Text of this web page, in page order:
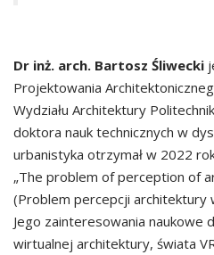
Dr inż. arch. Bartosz Śliwecki
Projektowania
Wydziału Architektury
doktora nauk technicznych w
urbanistyka otrzymał w 2022
„The problem of perception of
(Problem percepcji architektury
Jego zainteresowania naukowe
wirtualnej architektury, świata